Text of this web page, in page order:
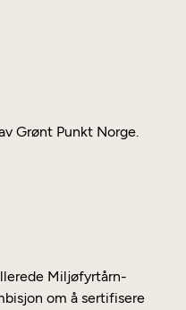
Grønt Punkt Norge.
Miljøfyrtårn-
om å sertifisere